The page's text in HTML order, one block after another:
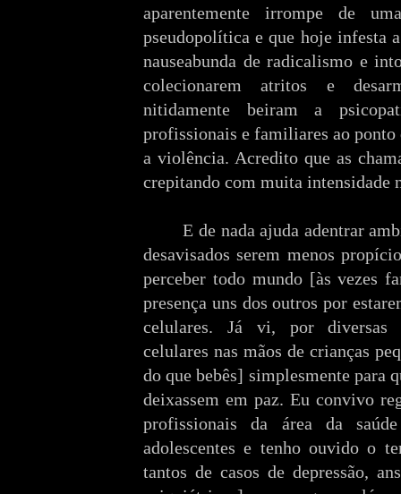
aparentemente irrompe de
pseudopolítica e que hoje infesta
nauseabunda de radicalismo e
colecionarem atritos e
nitidamente beiram a
profissionais e familiares ao ponto
a violência. Acredito que as
crepitando com muita intensidade
E de nada ajuda adentrar
desavisados serem menos
perceber todo mundo [às vezes
presença uns dos outros por
celulares. Já vi, por diversas
celulares nas mãos de crianças
do que bebês] simplesmente para
deixassem em paz. Eu convivo
profissionais da área da
adolescentes e tenho ouvido o
tantos de casos de depressão,